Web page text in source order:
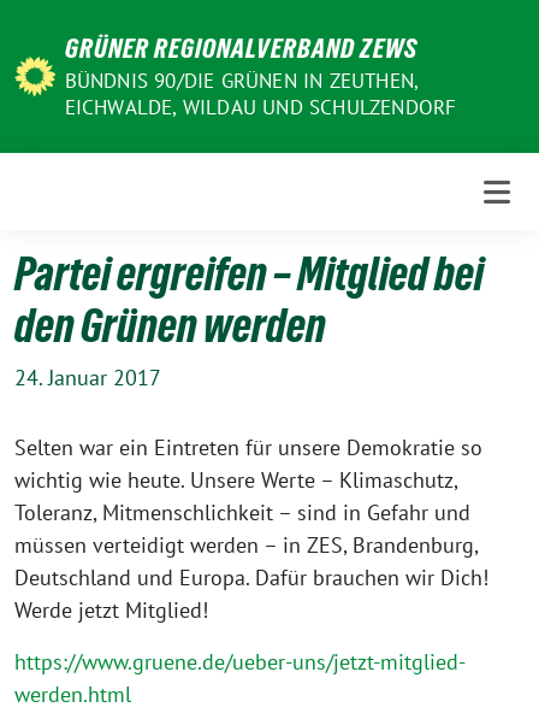
Inhalt
GRÜNER REGIONALVERBAND ZEWS
BÜNDNIS 90/DIE GRÜNEN IN ZEUTHEN,
EICHWALDE, WILDAU UND SCHULZENDORF
Partei ergreifen – Mitglied bei
den Grünen werden
24. Januar 2017
Selten war ein Eintreten für unsere Demokratie so
wichtig wie heute. Unsere Werte – Klimaschutz,
Toleranz, Mitmenschlichkeit – sind in Gefahr und
müssen verteidigt werden – in ZES, Brandenburg,
Deutschland und Europa. Dafür brauchen wir Dich!
Werde jetzt Mitglied!
https://www.gruene.de/ueber-uns/jetzt-mitglied-
werden.html